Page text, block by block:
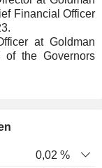
Financial Officer
at Goldman
of the Governors
0,02 %